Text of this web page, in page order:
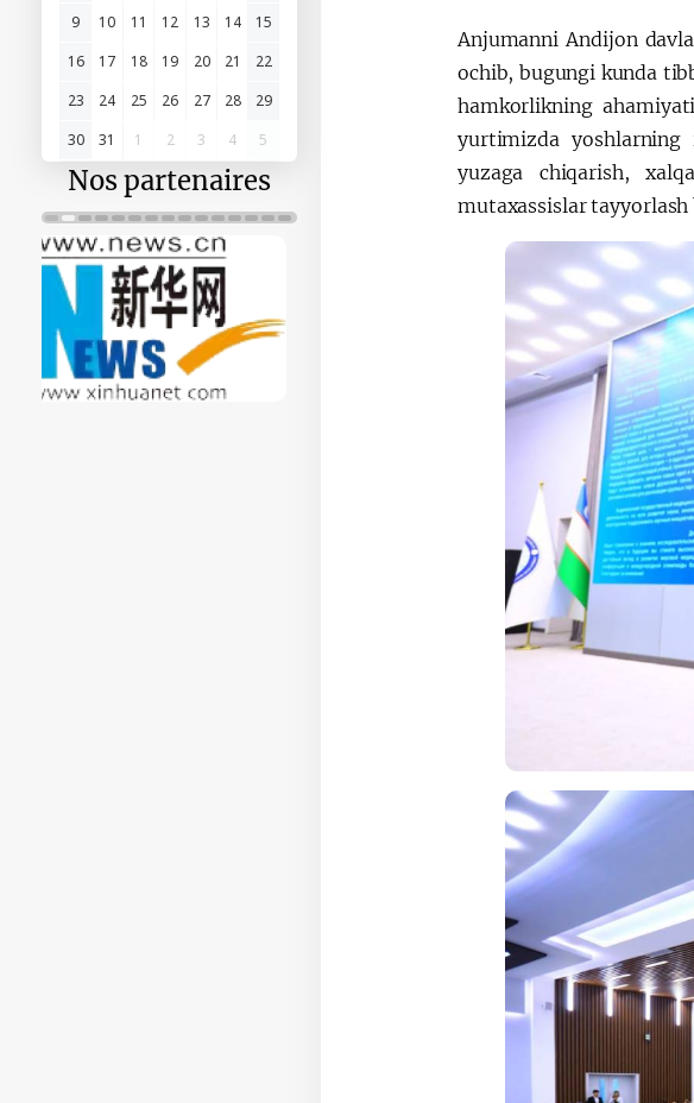
9
10 11 12 13 14
15
16
17 18 19 20 21
22
23
24 25 26 27 28
29
30
31 1 2 3 4 5
Nos partenaires
Anjumanni Andijon
ochib, bugungi kunda
hamkorlikning
yurtimizda
yuzaga chiqarish,
mutaxassislar